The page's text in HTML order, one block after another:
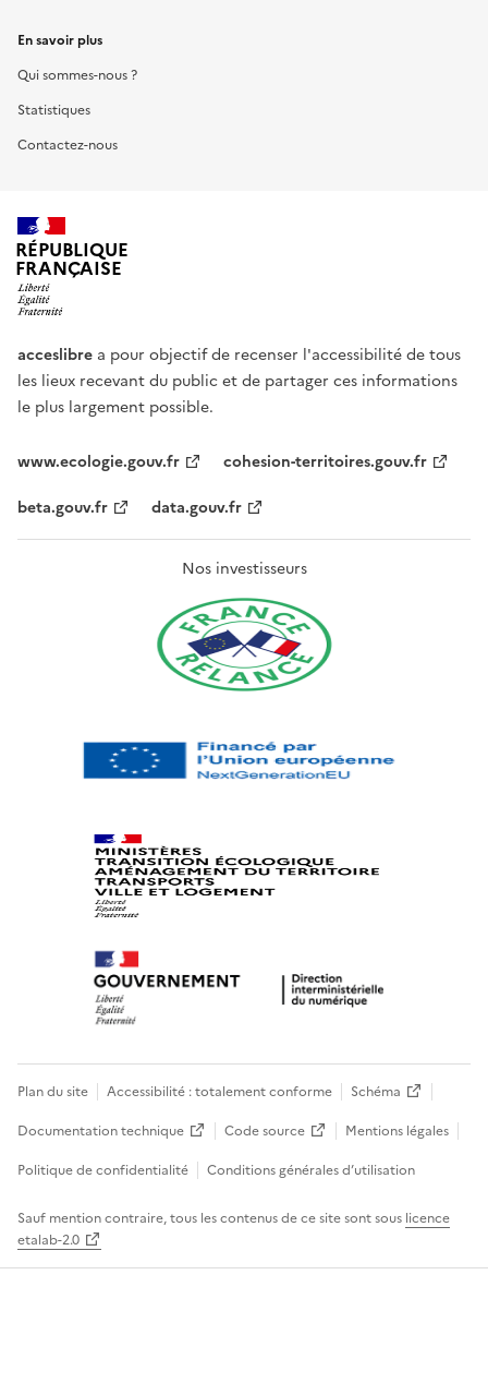
En savoir plus
Qui sommes-nous ?
Statistiques
Contactez-nous
RÉPUBLIQUE
FRANÇAISE
acceslibre a pour objectif de recenser l'accessibilité de tous
les lieux recevant du public et de partager ces informations
le plus largement possible.
www.ecologie.gouv.fr
cohesion-territoires.gouv.fr
beta.gouv.fr
data.gouv.fr
Nos investisseurs
Plan du site Accessibilité : totalement conforme
Schéma
Documentation technique
Code source
Mentions légales
Politique de confidentialité
Conditions générales d’utilisation
Sauf mention contraire, tous les contenus de ce site sont sous licence
etalab-2.0